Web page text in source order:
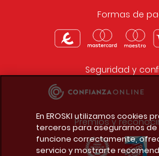
Formas de
Seguridad y
Premios y
En EROSKI utilizamos cookies
terceros para asegurarnos
funcione correctamente,
servicio y mostrarte